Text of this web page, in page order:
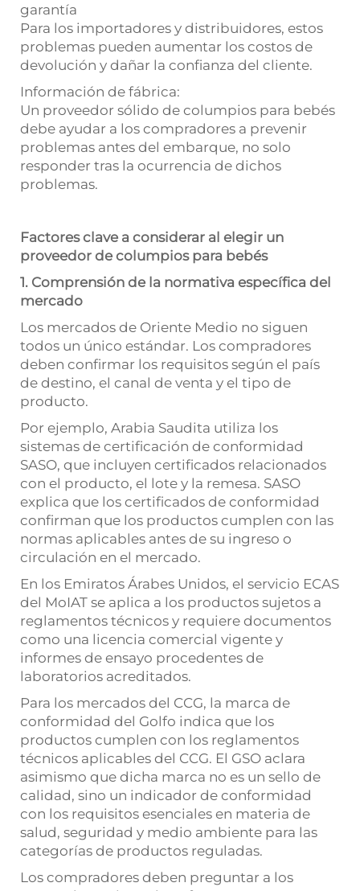
garantía
Para los importadores y distribuidores, estos
problemas pueden aumentar los costos de
devolución y dañar la confianza del cliente.
Información de fábrica:
Un proveedor sólido de columpios para bebés
debe ayudar a los compradores a prevenir
problemas antes del embarque, no solo
responder tras la ocurrencia de dichos
problemas.
Factores clave a considerar al elegir un
proveedor de columpios para bebés
1. Comprensión de la normativa específica del
mercado
Los mercados de Oriente Medio no siguen
todos un único estándar. Los compradores
deben confirmar los requisitos según el país
de destino, el canal de venta y el tipo de
producto.
Por ejemplo, Arabia Saudita utiliza los
sistemas de certificación de conformidad
SASO, que incluyen certificados relacionados
con el producto, el lote y la remesa. SASO
explica que los certificados de conformidad
confirman que los productos cumplen con las
normas aplicables antes de su ingreso o
circulación en el mercado.
En los Emiratos Árabes Unidos, el servicio ECAS
del MoIAT se aplica a los productos sujetos a
reglamentos técnicos y requiere documentos
como una licencia comercial vigente y
informes de ensayo procedentes de
laboratorios acreditados.
Para los mercados del CCG, la marca de
conformidad del Golfo indica que los
productos cumplen con los reglamentos
técnicos aplicables del CCG. El GSO aclara
asimismo que dicha marca no es un sello de
calidad, sino un indicador de conformidad
con los requisitos esenciales en materia de
salud, seguridad y medio ambiente para las
categorías de productos reguladas.
Los compradores deben preguntar a los